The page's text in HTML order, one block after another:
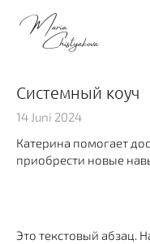
Системный коуч
14 Juni 2024
Катерина помогает
приобрести новые
Это текстовый абзац.